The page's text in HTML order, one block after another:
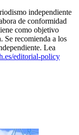
independiente
de conformidad
como objetivo
Se recomienda a los
Lea
editorial-policy